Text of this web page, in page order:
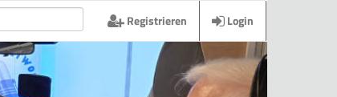
Registrieren Login